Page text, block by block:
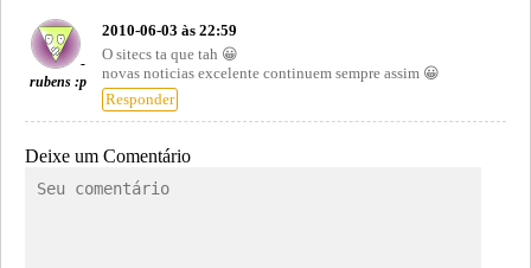
-
rubens :p
2010-06-03 às 22:59
O sitecs ta que tah 😀
novas noticias excelente continuem sempre assim 😀
Responder
Deixe um Comentário